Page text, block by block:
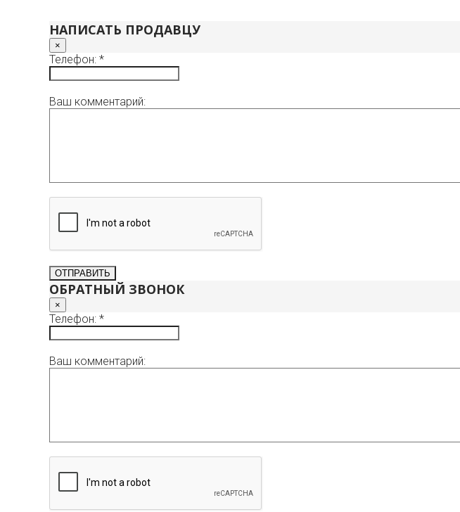
НАПИСАТЬ ПРОДАВЦУ
×
Телефон: *
Ваш комментарий:
ОБРАТНЫЙ ЗВОНОК
×
Телефон: *
Ваш комментарий: